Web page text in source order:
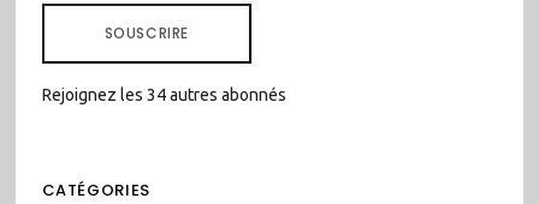
SOUSCRIRE
Rejoignez les 34 autres abonnés
CATÉGORIES